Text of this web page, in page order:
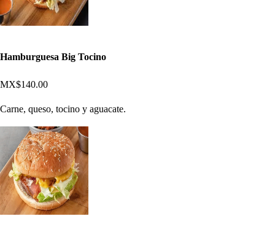
Hamburguesa Big Tocino
MX$140.00
Carne, queso, tocino y aguacate.